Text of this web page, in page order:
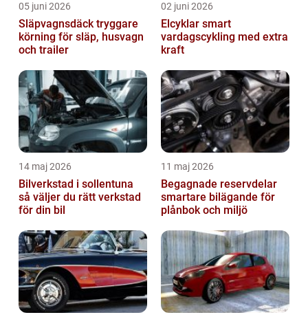
05 juni 2026
Släpvagnsdäck tryggare
körning för släp, husvagn
och trailer
02 juni 2026
Elcyklar smart
vardagscykling med extra
kraft
14 maj 2026
Bilverkstad i sollentuna
så väljer du rätt verkstad
för din bil
11 maj 2026
Begagnade reservdelar
smartare bilägande för
plånbok och miljö